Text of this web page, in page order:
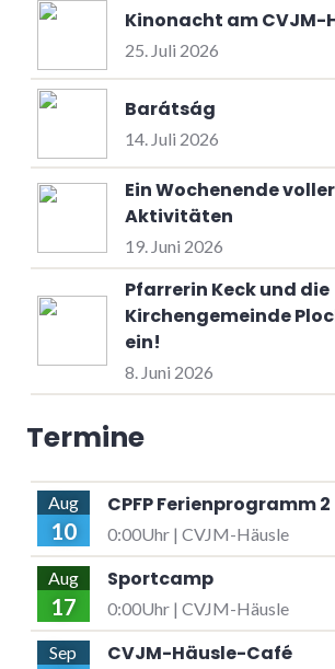
Kinonacht am CVJM-
25. Juli 2026
Barátság
14. Juli 2026
Ein Wochenende
Aktivitäten
19. Juni 2026
Pfarrerin Keck und die
Kirchengemeinde
ein!
8. Juni 2026
Termine
Aug
10
CPFP Ferienprogramm 2
0:00Uhr | CVJM-Häusle
Aug
17
Sportcamp
0:00Uhr | CVJM-Häusle
Sep CVJM-Häusle-Café